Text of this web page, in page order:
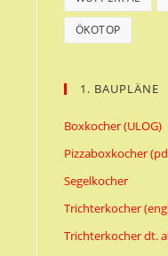
ÖKOTOP
1. BAUPLÄNE
Boxkocher (ULOG)
Pizzaboxkocher
Segelkocher
Trichterkocher
Trichterkocher dt.